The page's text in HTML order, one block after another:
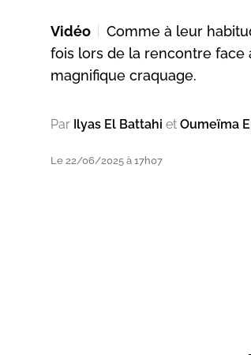
Vidéo
Comme à leur
fois lors de la rencontre face
magnifique craquage.
Par Ilyas El Battahi et Oumeïma
Le 22/06/2025 à 17h07